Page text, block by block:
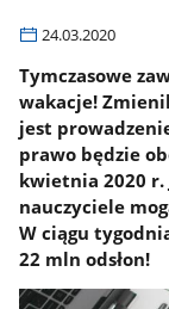
24.03.2020
Tymczasowe
wakacje!
jest
prawo będzie
kwietnia 2020 r.
nauczyciele
W ciągu
22 mln odsłon!